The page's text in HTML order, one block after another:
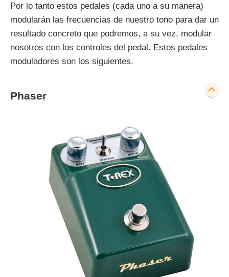
Por lo tanto estos pedales (cada uno a su manera)
modularán las frecuencias de nuestro tono para dar un
resultado concreto que podremos, a su vez, modular
nosotros con los controles del pedal. Estos pedales
moduladores son los siguientes.
Phaser